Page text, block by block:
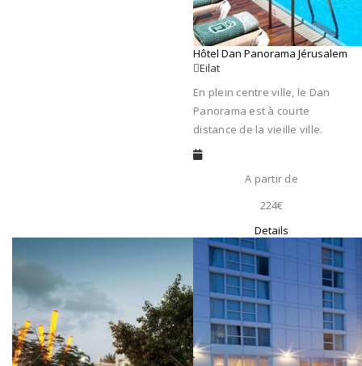
Hôtel Dan Panorama Jérusalem
Eilat
En plein centre ville, le Dan
Panorama est à courte
distance de la vieille ville.
A partir de
224€
Details